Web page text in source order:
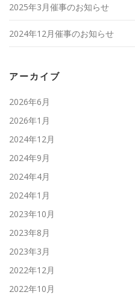
2025年3月催事のお知らせ
2024年12月催事のお知らせ
アーカイブ
2026年6月
2026年1月
2024年12月
2024年9月
2024年4月
2024年1月
2023年10月
2023年8月
2023年3月
2022年12月
2022年10月